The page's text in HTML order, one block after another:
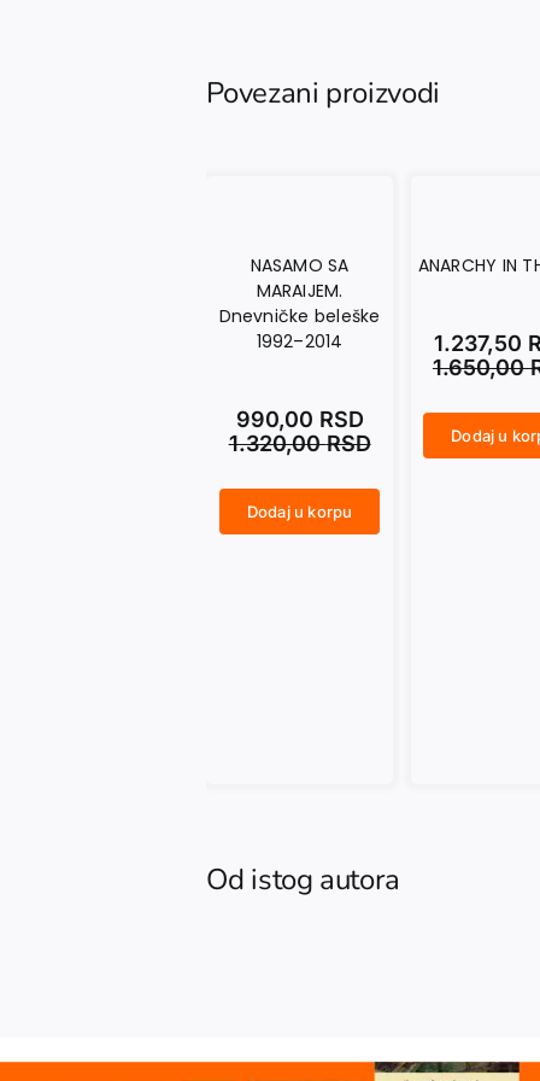
Povezani proizvodi
NASAMO SA
MARAIJEM.
Dnevničke beleške
1992–2014
1.320,00RSD
990,00 RSD
Dodaj u korpu
ANARCHY IN
1.650,00
1.237,50
Dodaj u
Od istog autora